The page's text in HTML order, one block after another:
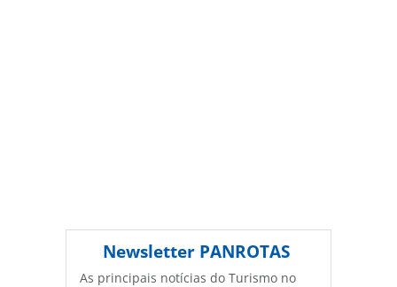
Newsletter PANROTAS
As principais notícias do Turismo no